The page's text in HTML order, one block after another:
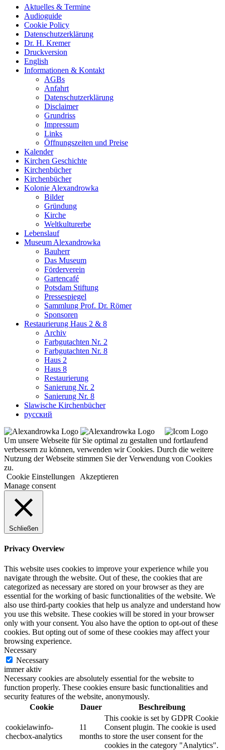
Aktuelles & Termine
Audioguide
Cookie Policy
Datenschutzerklärung
Dr. H. Kremer
Druckversion
English
Informationen & Kontakt
AGBs
Anfahrt
Datenschutzerklärung
Disclaimer
Grundriss
Impressum
Links
Öffnungszeiten und Preise
Kalender
Kirchen Geschichte
Kirchenbücher
Kirchenbücher
Kolonie Alexandrowka
Bilder
Gründung
Kirche
Weltkulturerbe
Lebenslauf
Museum Alexandrowka
Bauherr
Das Museum
Förderverein
Gartencafé
Potsdam Stiftung
Pressespiegel
Sammlung Prof. Dr. Römer
Sponsoren
Restaurierung Haus 2 & 8
Archiv
Farbgutachten Nr. 2
Farbgutachten Nr. 8
Haus 2
Haus 8
Restaurierung
Sanierung Nr. 2
Sanierung Nr. 8
Slawische Kirchenbücher
русский
Um unsere Webseite für Sie optimal zu gestalten und fortlaufend
verbessern zu können, verwenden wir Cookies. Durch die weitere
Nutzung der Webseite stimmen Sie der Verwendung von Cookies
zu.
Cookie Einstellungen
Akzeptieren
Manage consent
Schließen
Privacy Overview
This website uses cookies to improve your experience while you
navigate through the website. Out of these, the cookies that are
categorized as necessary are stored on your browser as they are
essential for the working of basic functionalities of the website. We
also use third-party cookies that help us analyze and understand how
you use this website. These cookies will be stored in your browser
only with your consent. You also have the option to opt-out of these
cookies. But opting out of some of these cookies may affect your
browsing experience.
Necessary
Necessary
immer aktiv
Necessary cookies are absolutely essential for the website to
function properly. These cookies ensure basic functionalities and
security features of the website, anonymously.
Cookie
Dauer Beschreibung
cookielawinfo-
checbox-analytics
11
months
This cookie is set by GDPR Cookie
Consent plugin. The cookie is used
to store the user consent for the
cookies in the category "Analytics".